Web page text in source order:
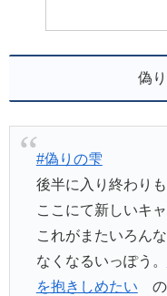
偽
#偽りの雫
後半に入り終わり
ここにて新しいキ
これがまたいろん
なくなるいっぽう。
を抱きしめたい の